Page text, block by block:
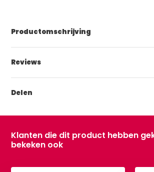
Productomschrijving
Reviews
Delen
Klanten die dit product hebben
bekeken ook